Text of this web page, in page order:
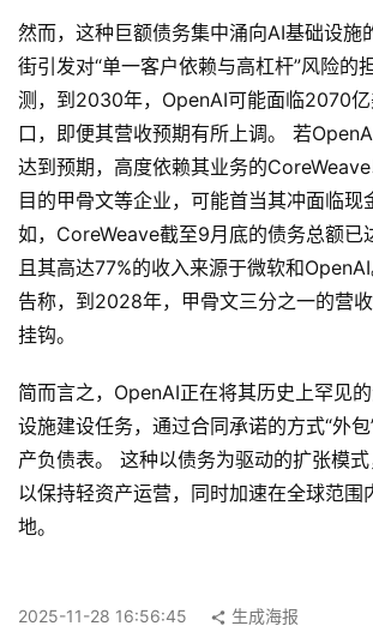
服
务
A
I
工
具
箱
A
工
具
登录 注册
然而，这种巨额债务集中涌向AI基础设施
街引发对“单一客户依赖与高杠杆”风险的
测，到2030年，OpenAI可能面临2070
口，即便其营收预期有所上调。 若
达到预期，高度依赖其业务的
目的甲骨文等企业，可能首当其冲面临现
如，CoreWeave截至9月底的债务总额已
且其高达77%的收入来源于微软和
告称，到2028年，甲骨文三分之一的营
挂钩。
简而言之，OpenAI正在将其历史上罕见
设施建设任务，通过合同承诺的方式“外
产负债表。 这种以债务为驱动的扩张模
以保持轻资产运营，同时加速在全球范围
地。
2025-11-28 16:56:45 生成海报